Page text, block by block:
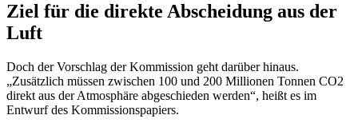
Ziel für die direkte Abscheidung aus der
Luft
Doch der Vorschlag der Kommission geht darüber hinaus.
„Zusätzlich müssen zwischen 100 und 200 Millionen Tonnen CO2
direkt aus der Atmosphäre abgeschieden werden“, heißt es im
Entwurf des Kommissionspapiers.